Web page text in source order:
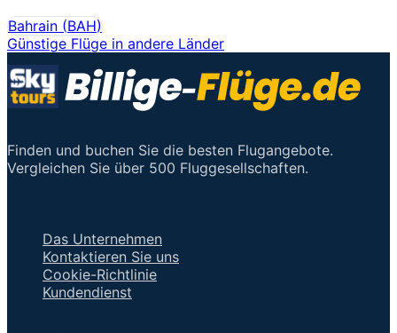
Bahrain (BAH)
Günstige Flüge in andere Länder
Finden und buchen Sie die besten Flugangebote.
Vergleichen Sie über 500 Fluggesellschaften.
Das Unternehmen
Kontaktieren Sie uns
Cookie-Richtlinie
Kundendienst